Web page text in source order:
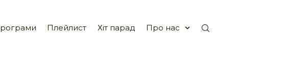
Плейлист Хіт парад Про нас